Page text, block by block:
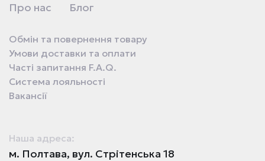
Про нас Блог
Обмін та повернення товару
Умови доставки та оплати
Часті запитання F.A.Q.
Система лояльності
Вакансії
Наша адреса:
м. Полтава, вул. Стрітенська 18